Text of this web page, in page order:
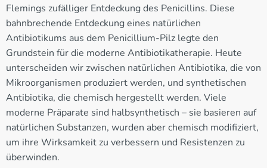
Flemings zufälliger Entdeckung des Penicillins. Diese
bahnbrechende Entdeckung eines natürlichen
Antibiotikums aus dem Penicillium-Pilz legte den
Grundstein für die moderne Antibiotikatherapie. Heute
unterscheiden wir zwischen natürlichen Antibiotika, die von
Mikroorganismen produziert werden, und synthetischen
Antibiotika, die chemisch hergestellt werden. Viele
moderne Präparate sind halbsynthetisch – sie basieren auf
natürlichen Substanzen, wurden aber chemisch modifiziert,
um ihre Wirksamkeit zu verbessern und Resistenzen zu
überwinden.